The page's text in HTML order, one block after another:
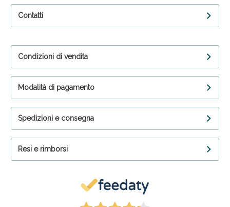
Contatti
Condizioni di vendita
Modalità di pagamento
Spedizioni e consegna
Resi e rimborsi